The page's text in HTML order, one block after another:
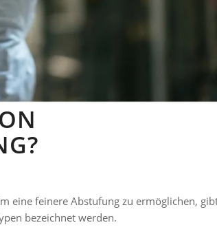
eine feinere Abstufung zu ermöglichen,
bezeichnet werden.